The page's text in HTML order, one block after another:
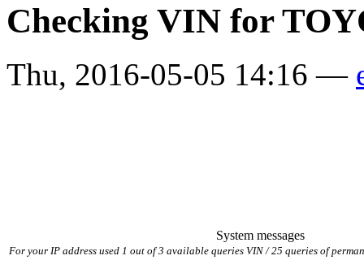
Checking VIN for
Thu, 2016-05-05 14:16 —
System messages
For your IP address used 1 out of 3 available queries VIN / 25 queries of